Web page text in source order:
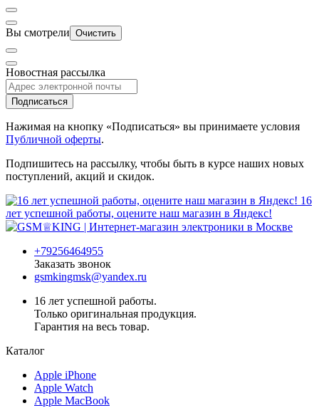
Вы смотрели Очистить
Новостная рассылка
Подписаться
Нажимая на кнопку «Подписаться» вы принимаете условия
Публичной оферты.
Подпишитесь на рассылку, чтобы быть в курсе наших новых
поступлений, акций и скидок.
16
лет успешной работы, оцените наш магазин в Яндекс!
+79256464955
Заказать звонок
gsmkingmsk@yandex.ru
16 лет успешной работы.
Только оригинальная продукция.
Гарантия на весь товар.
Каталог
Apple iPhone
Apple Watch
Apple MacBook